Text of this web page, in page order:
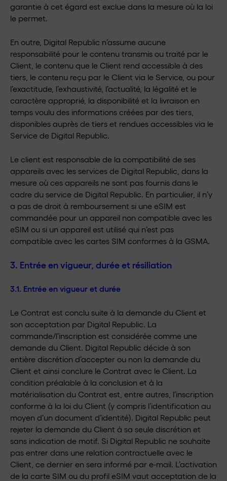
garantie à cet égard est exclue dans la mesure où la loi
le permet.
En outre, Digital Republic n’assume aucune
responsabilité pour le contenu transmis ou traité par le
Client, le contenu que le Client rend accessible à des
tiers, le contenu reçu par le Client via le Service, ou pour
l’exactitude, l’exhaustivité, l’actualité, la légalité et le
caractère approprié, la disponibilité et la livraison en
temps voulu des informations créées par des tiers,
disponibles auprès de tiers et rendues accessibles via le
Service de Digital Republic.
Le client est responsable de la compatibilité de ses
appareils avec les services de Digital Republic, dans la
mesure où ces appareils ne sont pas fournis dans le
cadre du service de Digital Republic. En particulier, il n’y
a pas de droit à remboursement si une eSIM est
commandée pour un appareil non compatible avec les
eSIM ou si un appareil est utilisé qui n’est pas
compatible avec les cartes SIM conformes à la GSMA.
3. Entrée en vigueur, durée et résiliation
3.1. Entrée en vigueur et durée
Le Contrat est conclu suite à la demande du Client et
son acceptation par Digital Republic. La
commande/l’inscription est considérée comme une
demande du Client. Digital Republic décide à son
entière discrétion d’accepter ou non la demande du
Client et ainsi conclure le Contrat avec le Client. La
condition préalable à la conclusion et à la
matérialisation du Contrat est, entre autres, l’inscription
conforme à la loi du Client (y compris l’identification au
moyen d’un document d’identité). Digital Republic peut
rejeter la demande du Client à sa seule discrétion et
sans indication de motif. Si Digital Republic ne souhaite
pas entrer dans une relation contractuelle avec le
Client, ce dernier en sera informé par e-mail. L’activation
de la carte SIM ou du profil eSIM vaut acceptation de la